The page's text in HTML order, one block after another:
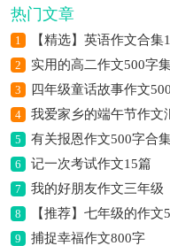
热门文章
1 【精选】英语作文合集
2 实用的高二作文500字
3 四年级童话故事作文
4 我爱家乡的端午节作文
5 有关报恩作文500字合
6 记一次考试作文15篇
7 我的好朋友作文三年级
8 【推荐】七年级的作文
9 捕捉幸福作文800字